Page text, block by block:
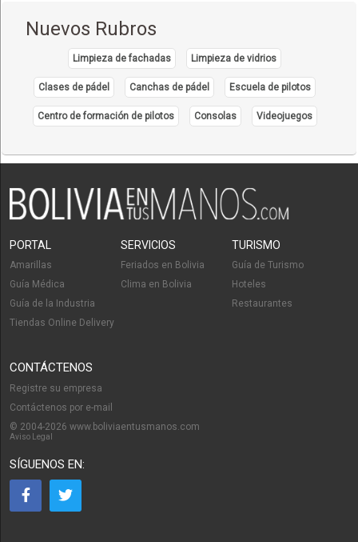
Nuevos Rubros
Limpieza de fachadas Limpieza de vidrios
Clases de pádel Canchas de pádel Escuela de pilotos
Centro de formación de pilotos Consolas Videojuegos
PORTAL
Amarillas
Guía Médica
Guía de la Industria
Tiendas Online Delivery
SERVICIOS
Feriados en Bolivia
Clima en Bolivia
TURISMO
Guía de Turismo
Hoteles
Restaurantes
CONTÁCTENOS
Registre su empresa
Contáctenos por e-mail
© 2004-2026 www.boliviaentusmanos.com
Aviso Legal
SÍGUENOS EN: